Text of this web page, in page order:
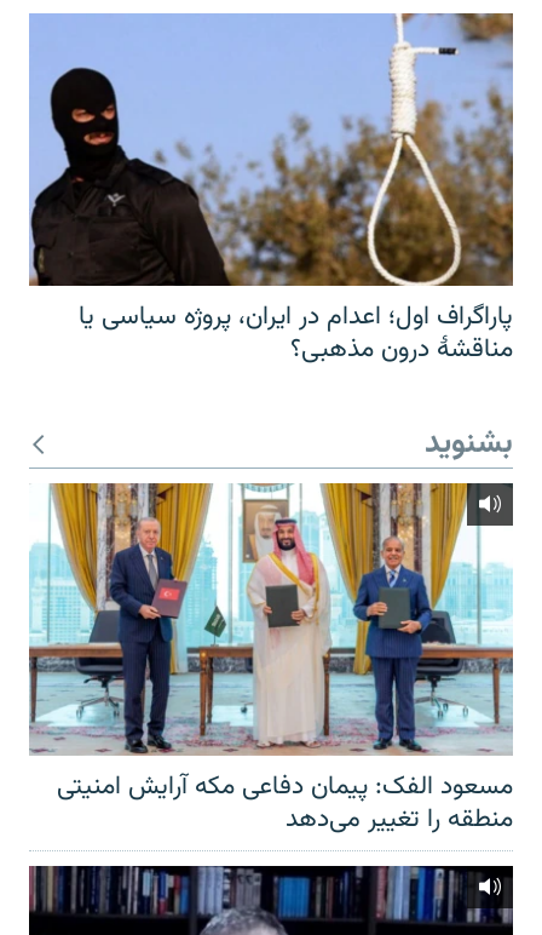
پاراگراف اول؛ اعدام در ایران، پروژه سیاسی یا
مناقشهٔ درون مذهبی؟
بشنوید
مسعود الفک: پیمان دفاعی مکه آرایش امنیتی
منطقه را تغییر می‌دهد